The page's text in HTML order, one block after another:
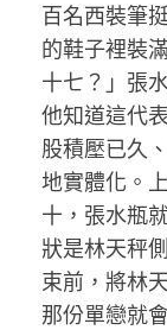
百名西裝筆
的鞋子裡裝
十七？」張
他知道這代
股積壓已久
地實體化。
十，張水瓶
狀是林天秤
束前，將林
那份單戀就